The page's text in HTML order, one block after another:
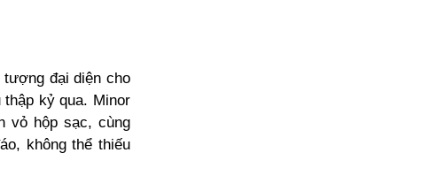
tượng đại diện cho
kỷ qua. Minor
vỏ hộp sạc, cùng
không thể thiếu